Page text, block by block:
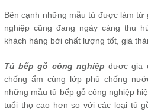
Bên cạnh những mẫu tủ được làm
nghiệp cũng đang ngày càng thu
khách hàng bởi chất lượng tốt, giá
Tủ bếp gỗ công nghiệp được gia
chống ẩm cùng lớp phủ chống
những mẫu tủ bếp gỗ công nghiệp
tuổi thọ cao hơn so với các loại tủ